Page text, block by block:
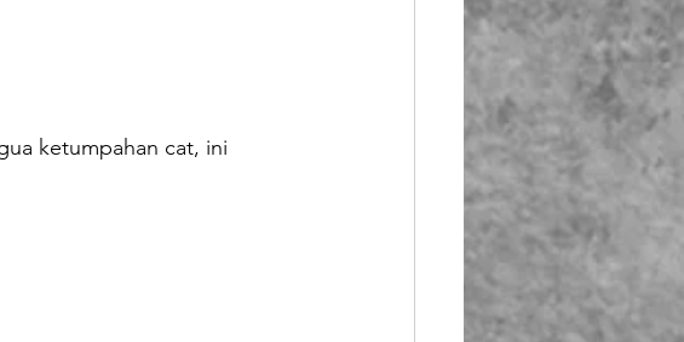
ketumpahan cat, ini